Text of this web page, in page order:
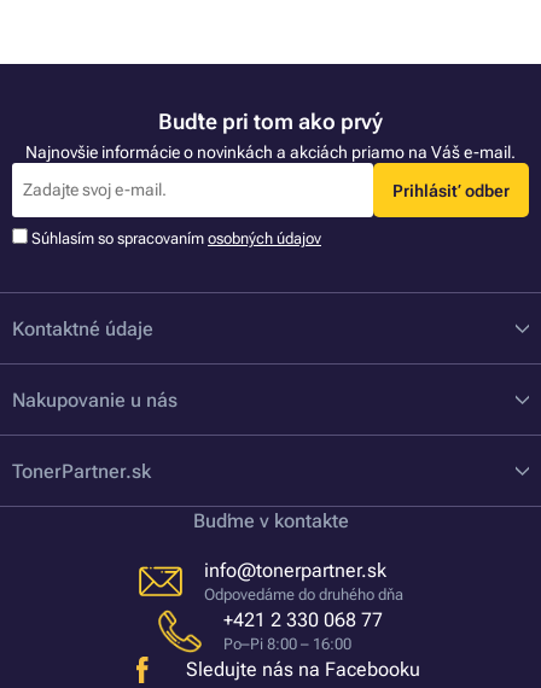
Buďte pri tom ako prvý
Najnovšie informácie o novinkách a akciách priamo na Váš e-mail.
Prihlásiť odber
Súhlasím so spracovaním osobných údajov
Kontaktné údaje
Nakupovanie u nás
TonerPartner.sk
Buďme v kontakte
info@tonerpartner.sk
Odpovedáme do druhého dňa
+421 2 330 068 77
Po–Pi 8:00 – 16:00
Sledujte nás na Facebooku